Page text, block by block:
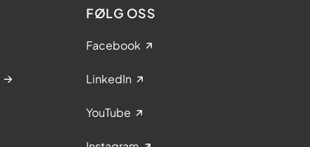
FØLG OSS
Facebook
LinkedIn
YouTube